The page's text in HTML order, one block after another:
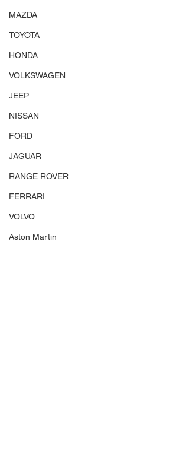
MAZDA
TOYOTA
HONDA
VOLKSWAGEN
JEEP
NISSAN
FORD
JAGUAR
RANGE ROVER
FERRARI
VOLVO
Aston Martin